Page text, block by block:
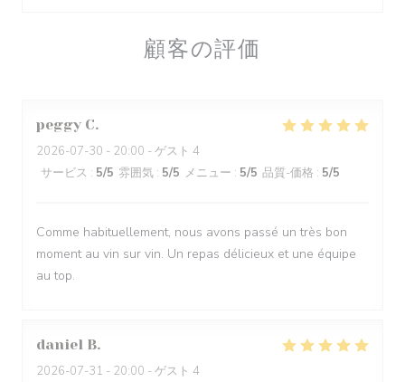
顧客の評価
peggy C
2026-07-30 - 20:00 - ゲスト 4
サービス : 5/5 雰囲気 : 5/5 メニュー : 5/5 品質-価格 : 5/5
Comme habituellement, nous avons passé un très bon
moment au vin sur vin. Un repas délicieux et une équipe
au top.
daniel B
2026-07-31 - 20:00 - ゲスト 4